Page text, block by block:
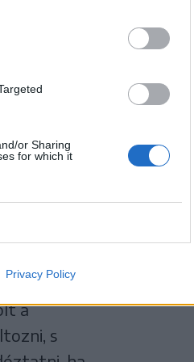
or Sharing
for which it
Privacy Policy
az
a
as év
a
s